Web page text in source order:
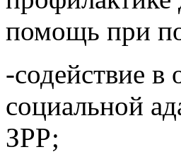
помощь при
-содействие
социальной
ЗРР;